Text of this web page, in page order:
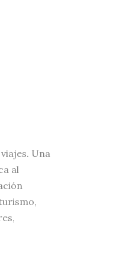
Una
al